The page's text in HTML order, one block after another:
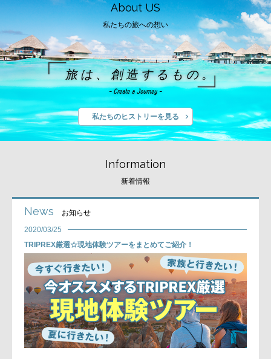
About US
私たちの旅への想い
旅は、創造するもの。
- Create a Journey -
私たちのヒストリーを見る
Information
新着情報
News
お知らせ
2020/03/25
TRIPREX厳選☆現地体験ツアーをまとめてご紹介！